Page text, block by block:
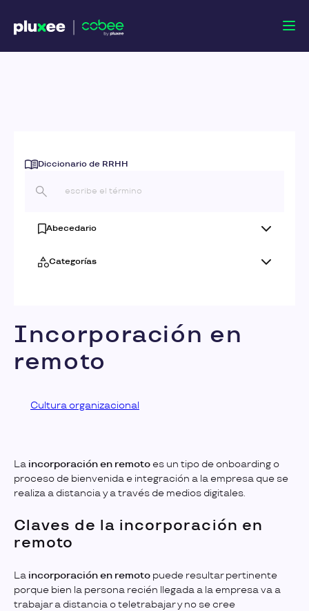
Diccionario de RRHH
Abecedario
Categorías
Incorporación en
remoto
Cultura organizacional
La incorporación en remoto es un tipo de onboarding o
proceso de bienvenida e integración a la empresa que se
realiza a distancia y a través de medios digitales.
Claves de la incorporación en
remoto
La incorporación en remoto puede resultar pertinente
porque bien la persona recién llegada a la empresa va a
trabajar a distancia o teletrabajar y no se cree